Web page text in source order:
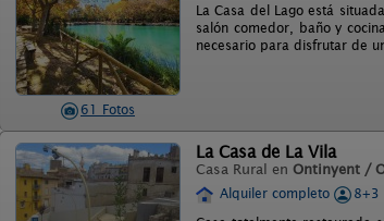
61 Fotos
La Casa del Lago está
salón comedor, baño y
necesario para disfrutar de
La Casa de La Vila
Casa Rural en Ontinyent /
Alquiler completo
8+3